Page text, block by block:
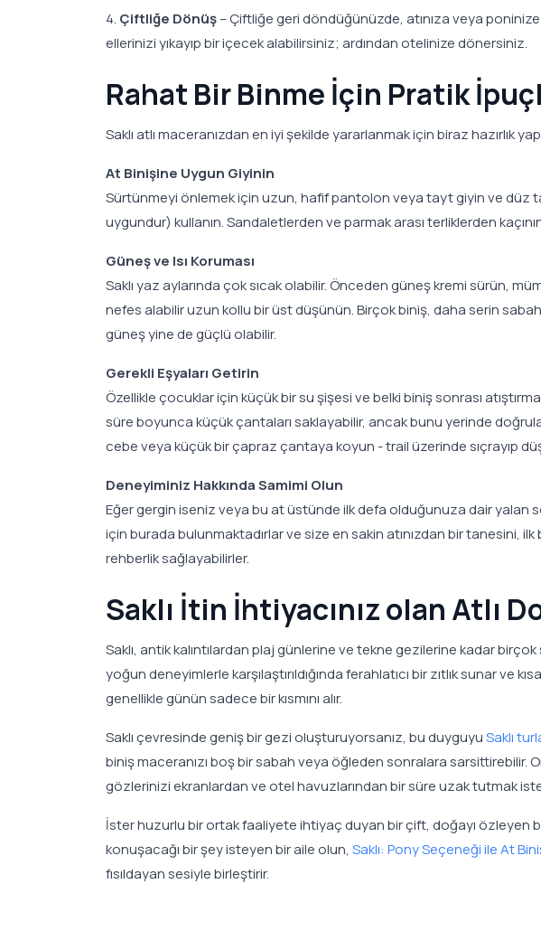
4. Çiftliğe Dönüş– Çiftliğe geri döndüğünüzde, atınıza veya
ellerinizi yıkayıp bir içecek alabilirsiniz; ardından otelinize dönersiniz.
Rahat Bir Binme İçin Pratik
Saklı atlı maceranızdan en iyi şekilde yararlanmak için biraz hazırlık
At Binişine Uygun Giyinin
Sürtünmeyi önlemek için uzun, hafif pantolon veya tayt giyin ve düz
uygundur) kullanın. Sandaletlerden ve parmak arası terliklerden
Güneş ve Isı Koruması
Saklı yaz aylarında çok sıcak olabilir. Önceden güneş kremi sürün,
nefes alabilir uzun kollu bir üst düşünün. Birçok biniş, daha serin
güneş yine de güçlü olabilir.
Gerekli Eşyaları Getirin
Özellikle çocuklar için küçük bir su şişesi ve belki biniş sonrası
süre boyunca küçük çantaları saklayabilir, ancak bunu yerinde
cebe veya küçük bir çapraz çantaya koyun - trail üzerinde sıçrayıp
Deneyiminiz Hakkında Samimi Olun
Eğer gergin iseniz veya bu at üstünde ilk defa olduğunuza dair yalan
için burada bulunmaktadırlar ve size en sakin atınızdan bir tanesini,
rehberlik sağlayabilirler.
Saklı İtin İhtiyacınız olan Atlı
Saklı, antik kalıntılardan plaj günlerine ve tekne gezilerine kadar
yoğun deneyimlerle karşılaştırıldığında ferahlatıcı bir zıtlık sunar ve
genellikle günün sadece bir kısmını alır.
Saklı çevresinde geniş bir gezi oluşturuyorsanız, bu duyguyuSaklı
biniş maceranızı boş bir sabah veya öğleden sonralara sarsittirebilir.
gözlerinizi ekranlardan ve otel havuzlarından bir süre uzak tutmak
İster huzurlu bir ortak faaliyete ihtiyaç duyan bir çift, doğayı özleyen
konuşacağı bir şey isteyen bir aile olun, Saklı: Pony Seçeneği ile At
fısıldayan sesiyle birleştirir.